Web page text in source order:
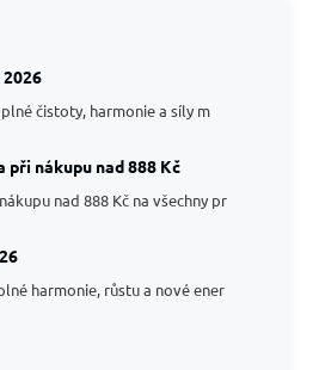
čistoty, harmonie a síly m
při nákupu nad 888 Kč
nad 888 Kč na všechny pr
harmonie, růstu a nové ener